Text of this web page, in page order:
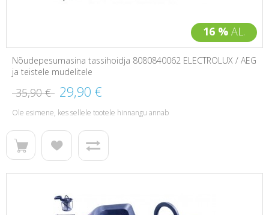
16 % AL.
Nõudepesumasina tassihoidja 8080840062 ELECTROLUX / AEG
ja teistele mudelitele
35,90 € 29,90 €
Ole esimene, kes sellele tootele hinnangu annab